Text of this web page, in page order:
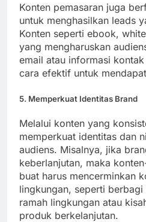
Konten pemasaran juga
untuk menghasilkan leads
Konten seperti ebook,
yang mengharuskan
email atau informasi
cara efektif untuk
5. Memperkuat Identitas Brand
Melalui konten yang
memperkuat identitas dan
audiens. Misalnya, jika
keberlanjutan, maka
buat harus mencerminkan
lingkungan, seperti
ramah lingkungan atau
produk berkelanjutan.